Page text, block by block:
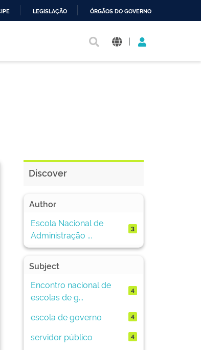
LEGISLAÇÃO ÓRGÃOS DO GOVERNO
|
Discover
Author
Escola Nacional de
Administração ...
3
Subject
Encontro nacional de
escolas de g...
4
escola de governo 4
servidor público 4